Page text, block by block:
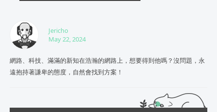
Jericho
May 22, 2024
網路、科技、滿滿的新知在浩瀚的網路上，想要得到他嗎？沒問題，永
遠抱持著謙卑的態度，自然會找到方案！